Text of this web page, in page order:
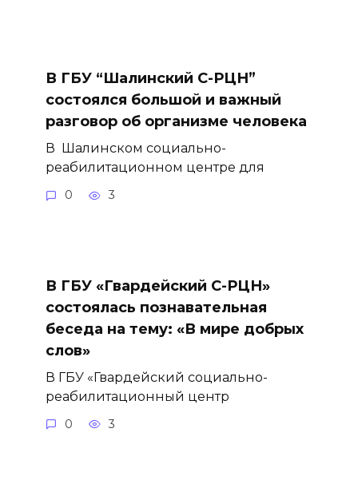
В ГБУ “Шалинский С-РЦН”
состоялся большой и важный
разговор об организме человека
В Шалинском социально-
реабилитационном центре для
0 3
В ГБУ «Гвардейский С-РЦН»
состоялась познавательная
беседа на тему: «В мире добрых
слов»
В ГБУ «Гвардейский социально-
реабилитационный центр
0 3